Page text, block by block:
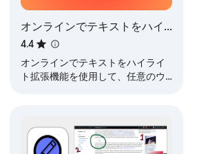
オンラインでテキストをハイ
ライト
4.4
オンラインでテキストをハイライ
ト拡張機能を使用して、任意のウ
ールです。